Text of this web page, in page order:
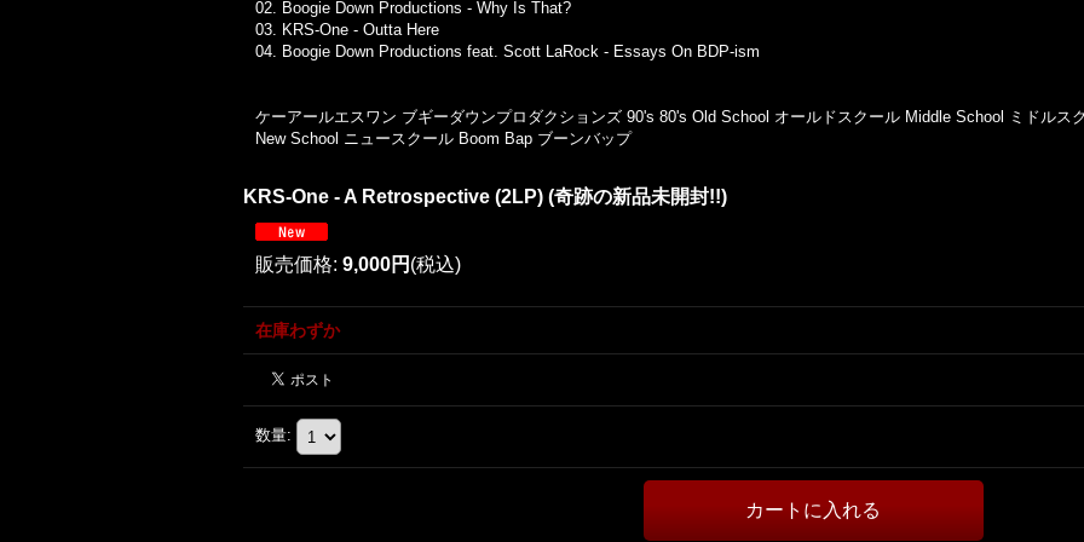
02. Boogie Down Productions - Why Is That?
03. KRS-One - Outta Here
04. Boogie Down Productions feat. Scott LaRock - Essays On BDP-ism
ケーアールエスワン ブギーダウンプロダクションズ 90's 80's Old School オールドスクール Middle School ミドルス
New School ニュースクール Boom Bap ブーンバップ
KRS-One - A Retrospective (2LP) (奇跡の新品未開封!!)
販売価格: 9,000円 (税込)
在庫わずか
数量: